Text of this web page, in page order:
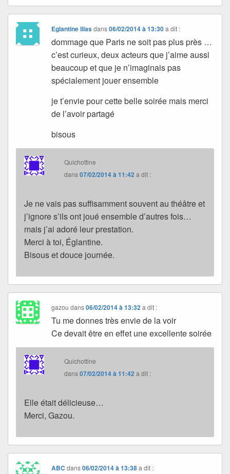
Eglantine lilasdans06/02/2014 à 13:30 a dit :
dommage que Paris ne soit pas plus près …
c’est curieux, deux acteurs que j’aime aussi
beaucoup et que je n’imaginais pas
spécialement jouer ensemble
je t’envie pour cette belle soirée mais merci
de l’avoir partagé
bisous
Quichottine
dans07/02/2014 à 11:42 a dit :
Je ne vais pas suffisamment souvent au théâtre et
j’ignore s’ils ont joué ensemble d’autres fois…
mais j’ai adoré leur prestation.
Merci à toi, Églantine.
Bisous et douce journée.
gazou dans06/02/2014 à 13:32 a dit :
Tu me donnes très envie de la voir
Ce devait être en effet une excellente soirée
Quichottine
dans07/02/2014 à 11:42 a dit :
Elle était délicieuse…
Merci, Gazou.
ABC dans06/02/2014 à 13:38 a dit :